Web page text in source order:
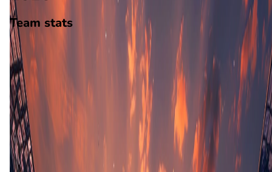
Team stats
Valenciennes
Valenciennes
-
Dijon
Dijon
35aantal goals
10gewonnen
14verloren